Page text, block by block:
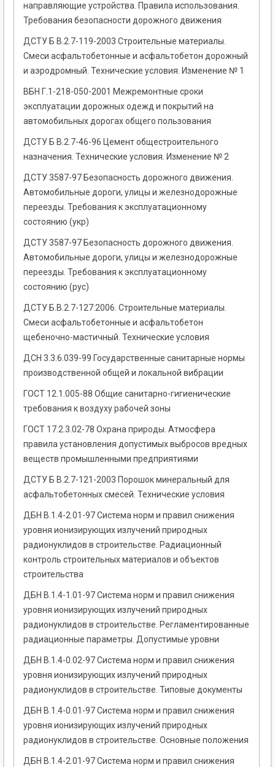
направляющие устройства. Правила использования.
Требования безопасности дорожного движения
ДСТУ Б В.2.7-119-2003 Строительные материалы.
Смеси асфальтобетонные и асфальтобетон дорожный
и аэродромный. Технические условия. Изменение № 1
ВБН Г.1-218-050-2001 Межремонтные сроки
эксплуатации дорожных одежд и покрытий на
автомобильных дорогах общего пользования
ДСТУ Б В.2.7-46-96 Цемент общестроительного
назначения. Технические условия. Изменение № 2
ДСТУ 3587-97 Безопасность дорожного движения.
Автомобильные дороги, улицы и железнодорожные
переезды. Требования к эксплуатационному
состоянию (укр)
ДСТУ 3587-97 Безопасность дорожного движения.
Автомобильные дороги, улицы и железнодорожные
переезды. Требования к эксплуатационному
состоянию (рус)
ДСТУ Б.В.2.7-127:2006. Строительные материалы.
Смеси асфальтобетонные и асфальтобетон
щебеночно-мастичный. Технические условия
ДСН 3.3.6.039-99 Государственные санитарные нормы
производственной общей и локальной вибрации
ГОСТ 12.1.005-88 Общие санитарно-гигиенические
требования к воздуху рабочей зоны
ГОСТ 17.2.3.02-78 Охрана природы. Атмосфера
правила установления допустимых выбросов вредных
веществ промышленными предприятиями
ДСТУ Б В.2.7-121-2003 Порошок минеральный для
асфальтобетонных смесей. Технические условия
ДБН В.1.4-2.01-97 Система норм и правил снижения
уровня ионизирующих излучений природных
радионуклидов в строительстве. Радиационный
контроль строительных материалов и объектов
строительства
ДБН В.1.4-1.01-97 Система норм и правил снижения
уровня ионизирующих излучений природных
радионуклидов в строительстве. Регламентированные
радиационные параметры. Допустимые уровни
ДБН В.1.4-0.02-97 Система норм и правил снижения
уровня ионизирующих излучений природных
радионуклидов в строительстве. Типовые документы
ДБН В.1.4-0.01-97 Система норм и правил снижения
уровня ионизирующих излучений природных
радионуклидов в строительстве. Основные положения
ДБН В.1.4-2.01-97 Система норм и правил снижения